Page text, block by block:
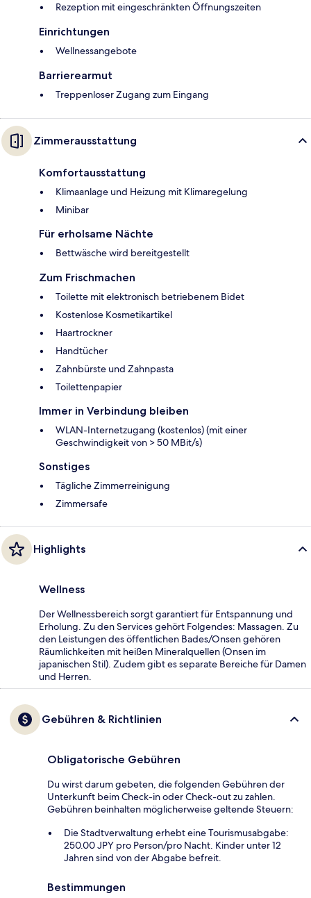
Rezeption mit eingeschränkten Öffnungszeiten
Einrichtungen
Wellnessangebote
Barrierearmut
Treppenloser Zugang zum Eingang
Zimmerausstattung
Komfortausstattung
Klimaanlage und Heizung mit Klimaregelung
Minibar
Für erholsame Nächte
Bettwäsche wird bereitgestellt
Zum Frischmachen
Toilette mit elektronisch betriebenem Bidet
Kostenlose Kosmetikartikel
Haartrockner
Handtücher
Zahnbürste und Zahnpasta
Toilettenpapier
Immer in Verbindung bleiben
WLAN-Internetzugang (kostenlos) (mit einer
Geschwindigkeit von > 50 MBit/s)
Sonstiges
Tägliche Zimmerreinigung
Zimmersafe
Highlights
Wellness
Der Wellnessbereich sorgt garantiert für Entspannung und
Erholung. Zu den Services gehört Folgendes: Massagen. Zu
den Leistungen des öffentlichen Bades/Onsen gehören
Räumlichkeiten mit heißen Mineralquellen (Onsen im
japanischen Stil). Zudem gibt es separate Bereiche für Damen
und Herren.
Gebühren & Richtlinien
Obligatorische Gebühren
Du wirst darum gebeten, die folgenden Gebühren der
Unterkunft beim Check-in oder Check-out zu zahlen.
Gebühren beinhalten möglicherweise geltende Steuern:
Die Stadtverwaltung erhebt eine Tourismusabgabe:
250.00 JPY pro Person/pro Nacht. Kinder unter 12
Jahren sind von der Abgabe befreit.
Bestimmungen